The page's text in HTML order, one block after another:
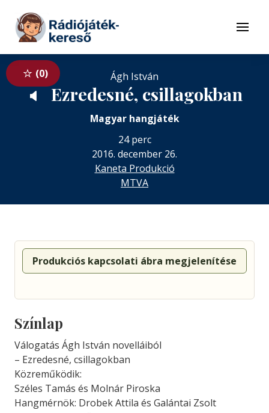
Tovább a tartalomhoz
Menü
0 Ágh István
🔈 Ezredesné, csillagokban
Magyar hangjáték
24 perc
2016. december 26.
Kaneta Produkció
MTVA
Produkciós kapcsolati ábra megjelenítése
Színlap
Válogatás Ágh István novelláiból
– Ezredesné, csillagokban
Közreműködik:
Széles Tamás és Molnár Piroska
Hangmérnök: Drobek Attila és Galántai Zsolt